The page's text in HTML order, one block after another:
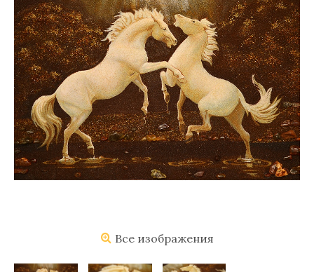
Все изображения